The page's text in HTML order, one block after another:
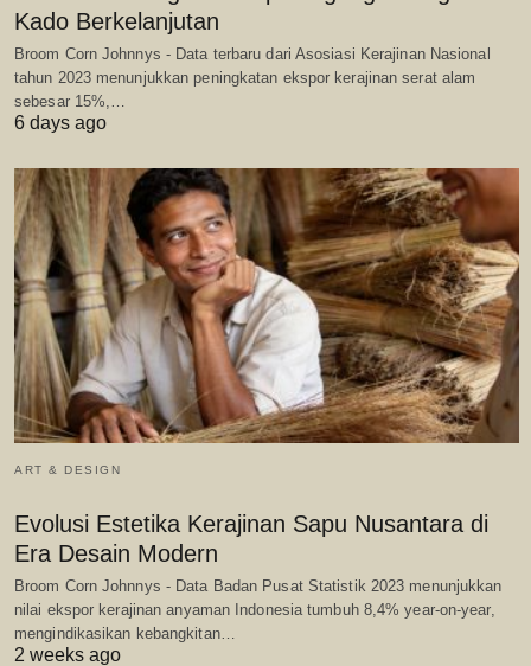
Kado Berkelanjutan
Broom Corn Johnnys - Data terbaru dari Asosiasi Kerajinan Nasional
tahun 2023 menunjukkan peningkatan ekspor kerajinan serat alam
sebesar 15%,…
6 days ago
ART & DESIGN
Evolusi Estetika Kerajinan Sapu Nusantara di
Era Desain Modern
Broom Corn Johnnys - Data Badan Pusat Statistik 2023 menunjukkan
nilai ekspor kerajinan anyaman Indonesia tumbuh 8,4% year-on-year,
mengindikasikan kebangkitan…
2 weeks ago